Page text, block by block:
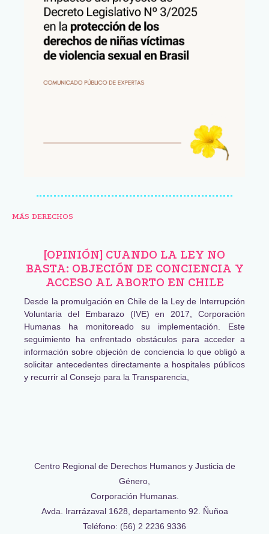
MÁS DERECHOS
[OPINIÓN] CUANDO LA LEY NO
BASTA: OBJECIÓN DE CONCIENCIA Y
ACCESO AL ABORTO EN CHILE
Desde la promulgación en Chile de la Ley de Interrupción
Voluntaria del Embarazo (IVE) en 2017, Corporación
Humanas ha monitoreado su implementación. Este
seguimiento ha enfrentado obstáculos para acceder a
información sobre objeción de conciencia lo que obligó a
solicitar antecedentes directamente a hospitales públicos
y recurrir al Consejo para la Transparencia,
Centro Regional de Derechos Humanos y Justicia de
Género,
Corporación Humanas.
Avda. Irarrázaval 1628, departamento 92. Ñuñoa
Teléfono: (56) 2 2236 9336